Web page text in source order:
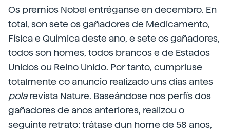
Os premios Nobel entréganse en decembro. En
total, son sete os gañadores de Medicamento,
Física e Química deste ano, e sete os gañadores,
todos son homes, todos brancos e de Estados
Unidos ou Reino Unido. Por tanto, cumpriuse
totalmente co anuncio realizado uns días antes
polarevista Nature. Baseándose nos perfís dos
gañadores de anos anteriores, realizou o
seguinte retrato: trátase dun home de 58 anos,